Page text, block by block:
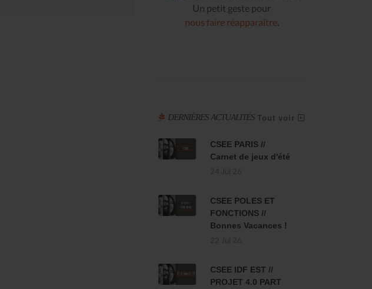
Un petit geste pour
nous faire réapparaître.
DERNIÈRES ACTUALITÉS Tout voir
CSEE PARIS //
Carnet de jeux d'été
CSEE POLES ET
FONCTIONS //
Bonnes Vacances !
CSEE IDF EST //
PROJET 4.0 PART